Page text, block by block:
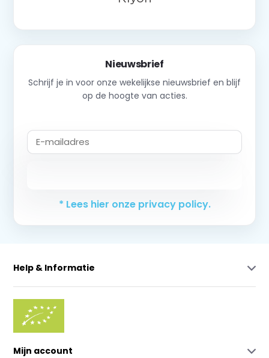
Nieuwsbrief
Schrijf je in voor onze wekelijkse nieuwsbrief en blijf
op de hoogte van acties.
* Lees hier onze privacy policy.
Help & Informatie
Mijn account